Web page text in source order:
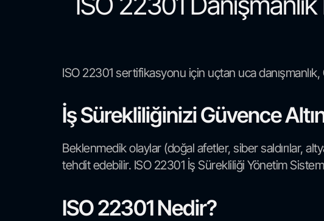
ISO 22301 sertifikasyonu için uçtan uca
İş Sürekliliğinizi Güvence
Beklenmedik olaylar (doğal afetler, siber saldırılar,
tehdit edebilir. ISO 22301 İş Sürekliliği Yönetim
ISO 22301 Nedir?